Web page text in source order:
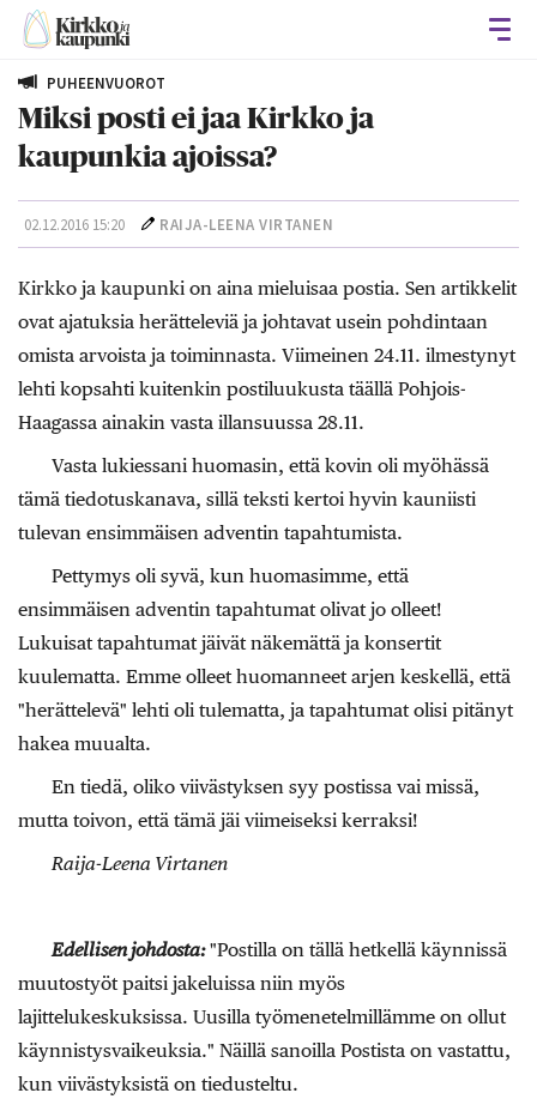
PUHEENVUOROT
Miksi posti ei jaa Kirkko ja
kaupunkia ajoissa?
02.12.2016 15:20 RAIJA-LEENA VIRTANEN
Kirkko ja kaupunki on aina mieluisaa postia. Sen artikkelit
ovat ajatuksia herätteleviä ja johtavat usein pohdintaan
omista arvoista ja toiminnasta. Viimeinen 24.11. ilmestynyt
lehti kopsahti kuitenkin postiluukusta täällä Pohjois-
Haagassa ainakin vasta illansuussa 28.11.
Vasta lukiessani huomasin, että kovin oli myöhässä
tämä tiedotuskanava, sillä teksti kertoi hyvin kauniisti
tulevan ensimmäisen adventin tapahtumista.
Pettymys oli syvä, kun huomasimme, että
ensimmäisen adventin tapahtumat olivat jo olleet!
Lukuisat tapahtumat jäivät näkemättä ja konsertit
kuulematta. Emme olleet huomanneet arjen keskellä, että
"herättelevä" lehti oli tulematta, ja tapahtumat olisi pitänyt
hakea muualta.
En tiedä, oliko viivästyksen syy postissa vai missä,
mutta toivon, että tämä jäi viimeiseksi kerraksi!
Raija-Leena Virtanen
Edellisen johdosta:"Postilla on tällä hetkellä käynnissä
muutostyöt paitsi jakeluissa niin myös
lajittelukeskuksissa. Uusilla työmenetelmillämme on ollut
käynnistysvaikeuksia." Näillä sanoilla Postista on vastattu,
kun viivästyksistä on tiedusteltu.